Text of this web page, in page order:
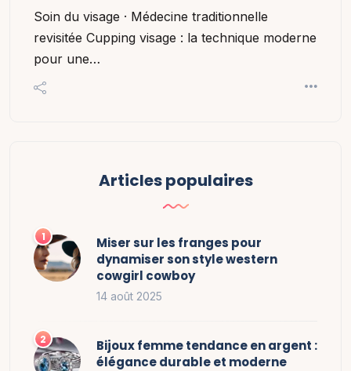
Soin du visage · Médecine traditionnelle
revisitée Cupping visage : la technique moderne
pour une…
Articles populaires
Miser sur les franges pour
dynamiser son style western
cowgirl cowboy
14 août 2025
Bijoux femme tendance en argent :
élégance durable et moderne